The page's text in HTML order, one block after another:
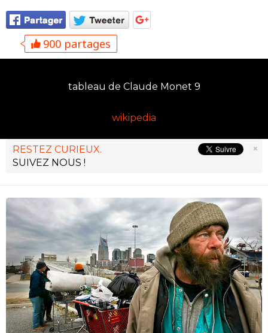
900 partages
tableau de Claude Monet 9
wikipedia
×
RESTEZ CURIEUX.
SUIVEZ NOUS !